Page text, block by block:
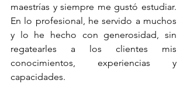
maestrías y siempre me gustó estudiar.
En lo profesional, he servido a muchos
y lo he hecho con generosidad, sin
regatearles a los clientes mis
conocimientos, experiencias y
capacidades.